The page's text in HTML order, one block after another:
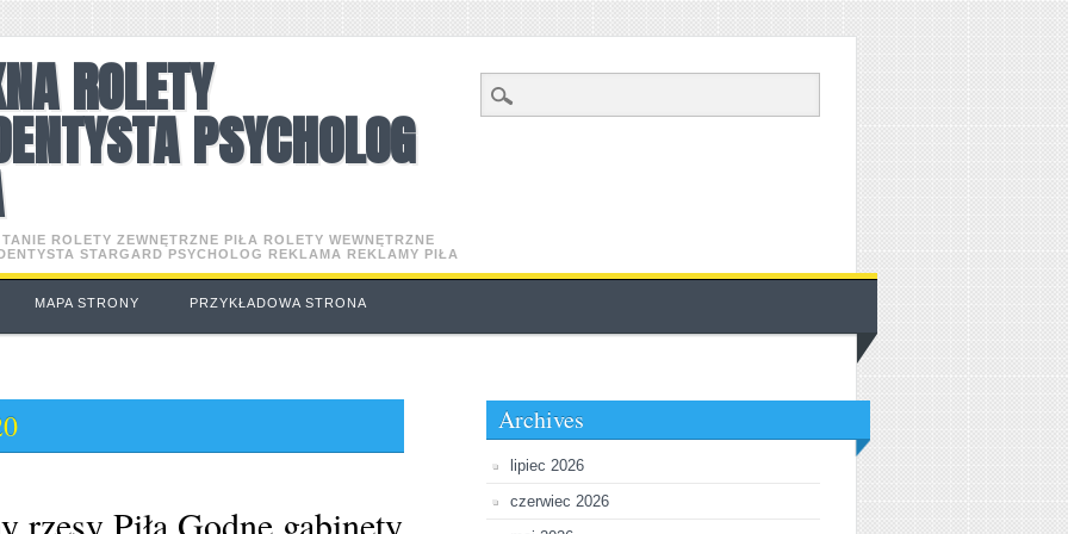
ROLETY
PSYCHOLOG
ROLETY ZEWNĘTRZNE PIŁA ROLETY WEWNĘTRZNE
STARGARD PSYCHOLOG REKLAMA REKLAMY PIŁA
MAPA STRONY PRZYKŁADOWA STRONA
rzęsy Piła Godne gabinety
Archives
lipiec 2026
czerwiec 2026